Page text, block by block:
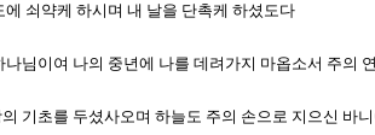
쇠약케 하시며 내 날을 단촉케 하셨도다
이여 나의 중년에 나를 데려가지 마옵소서 주의
기초를 두셨사오며 하늘도 주의 손으로 지으신 바